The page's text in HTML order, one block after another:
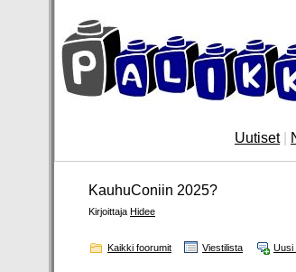
Uutiset|
KauhuConiin 2025?
Kirjoittaja Hidee
Kaikki foorumit Viestilista Uusi